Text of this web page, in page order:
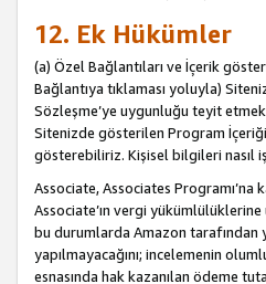
12. Ek Hükümler
(a) Özel Bağlantıları ve İçerik
Bağlantıya tıklaması yoluyla)
Sözleşme’ye uygunluğu teyit
Sitenizde gösterilen Program
gösterebiliriz. Kişisel bilgileri nasıl
Associate, Associates Programı’na
Associate’ın vergi
bu durumlarda Amazon tarafından
yapılmayacağını; incelemenin
esnasında hak kazanılan ödeme